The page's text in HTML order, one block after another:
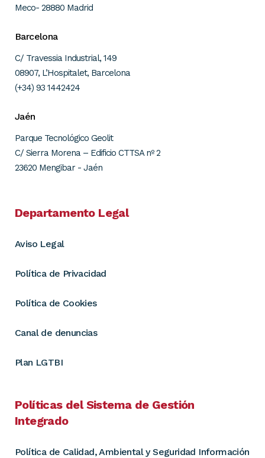
Meco- 28880 Madrid
Barcelona
C/ Travessia Industrial, 149
08907, L’Hospitalet, Barcelona
(+34) 93 1442424
Jaén
Parque Tecnológico Geolit
C/ Sierra Morena – Edificio CTTSA nº 2
23620 Mengibar - Jaén
Departamento Legal
Aviso Legal
Política de Privacidad
Política de Cookies
Canal de denuncias
Plan LGTBI
Políticas del Sistema de Gestión
Integrado
Política de Calidad, Ambiental y Seguridad Información